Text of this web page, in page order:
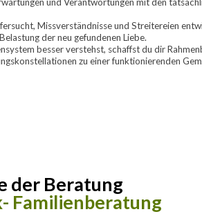
der neu gefundenen Liebe.
besser verstehst, schaffst du dir
zu einer funktionierenden
der Beratung
Familienberatung